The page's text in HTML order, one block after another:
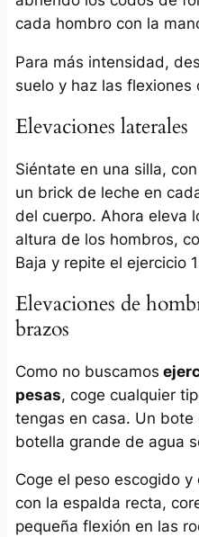
cada hombro con la
Para más intensidad,
suelo y haz las
Elevaciones laterales
Siéntate en una silla,
un brick de leche en
del cuerpo. Ahora eleva
altura de los hombros,
Baja y repite el ejercicio
Elevaciones de
brazos
Como no buscamos
pesas, coge cualquier
tengas en casa. Un
botella grande de agua
Coge el peso escogido
con la espalda recta,
pequeña flexión en las